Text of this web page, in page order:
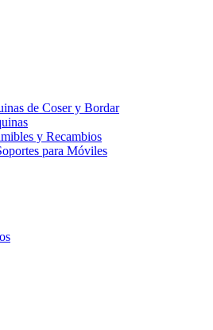
de Coser y Bordar
y Recambios
para Móviles